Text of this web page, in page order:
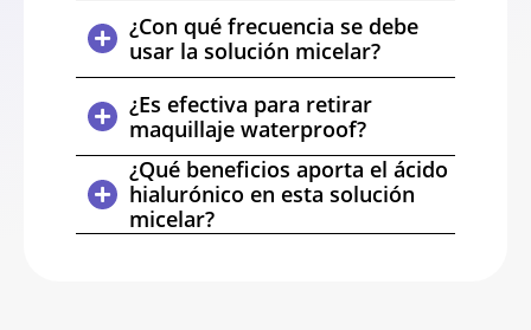
¿Con qué frecuencia se debe
usar la solución micelar?
¿Es efectiva para retirar
maquillaje waterproof?
¿Qué beneficios aporta el ácido
hialurónico en esta solución
micelar?